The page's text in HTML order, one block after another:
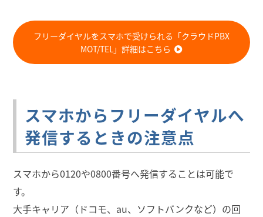
フリーダイヤルをスマホで受けられる「クラウドPBX
MOT/TEL」詳細はこちら
スマホからフリーダイヤルへ
発信するときの注意点
スマホから0120や0800番号へ発信することは可能で
す。
大手キャリア（ドコモ、au、ソフトバンクなど）の回